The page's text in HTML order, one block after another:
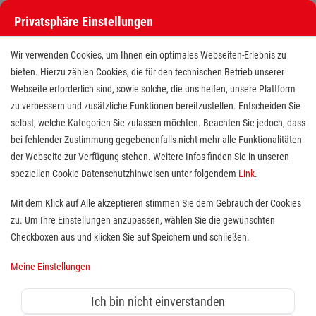
Schulbegleitung (m/w/d)
Standort(e):Wesel, Rees, Hamminkeln, Dinslaken,
Voerde
Sie arbeiten gerne mit Kindern und Jugendlichen? Sie
fördern? Inklusion stellt für Sie eine
Privatsphäre Einstellungen
Wir verwenden Cookies, um Ihnen ein optimales Webseiten-Erlebnis zu
bieten. Hierzu zählen Cookies, die für den technischen Betrieb unserer
Webseite erforderlich sind, sowie solche, die uns helfen, unsere Plattform
zu verbessern und zusätzliche Funktionen bereitzustellen. Entscheiden Sie
selbst, welche Kategorien Sie zulassen möchten. Beachten Sie jedoch, dass
bei fehlender Zustimmung gegebenenfalls nicht mehr alle Funktionalitäten
der Webseite zur Verfügung stehen. Weitere Infos finden Sie in unseren
speziellen Cookie-Datenschutzhinweisen unter folgendem Link.
Mit dem Klick auf Alle akzeptieren stimmen Sie dem Gebrauch der Cookies
zu. Um Ihre Einstellungen anzupassen, wählen Sie die gewünschten
Checkboxen aus und klicken Sie auf Speichern und schließen.
Meine Einstellungen
Ich bin nicht einverstanden